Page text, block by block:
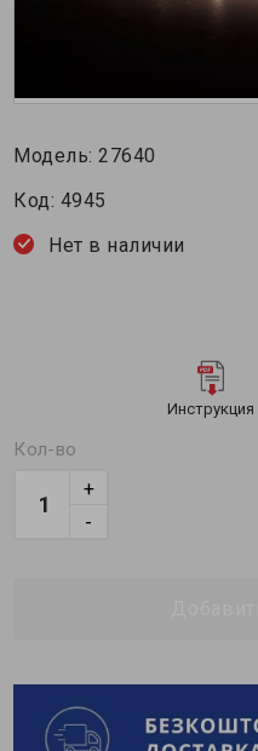
Модель:27640
Код: 4945
Нет в наличии
Инструкция
Кол-во
-
+